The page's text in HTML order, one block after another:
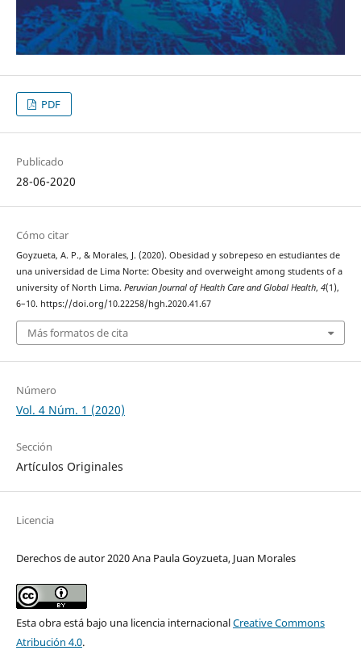
PDF
Publicado
28-06-2020
Cómo citar
Goyzueta, A. P., & Morales, J. (2020). Obesidad y sobrepeso en estudiantes de
una universidad de Lima Norte: Obesity and overweight among students of a
university of North Lima. Peruvian Journal of Health Care and Global Health, 4(1),
6–10. https://doi.org/10.22258/hgh.2020.41.67
Más formatos de cita
Número
Vol. 4 Núm. 1 (2020)
Sección
Artículos Originales
Licencia
Derechos de autor 2020 Ana Paula Goyzueta, Juan Morales
Esta obra está bajo una licencia internacionalCreative Commons
Atribución 4.0.